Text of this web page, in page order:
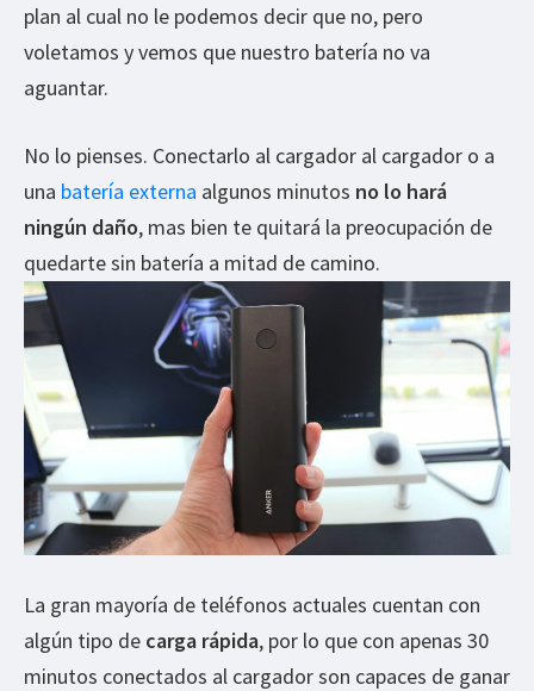
plan al cual no le podemos decir que no, pero
voletamos y vemos que nuestro batería no va
aguantar.
No lo pienses. Conectarlo al cargador al cargador o a
una batería externa algunos minutos no lo hará
ningún daño, mas bien te quitará la preocupación de
quedarte sin batería a mitad de camino.
La gran mayoría de teléfonos actuales cuentan con
algún tipo de carga rápida, por lo que con apenas 30
minutos conectados al cargador son capaces de ganar